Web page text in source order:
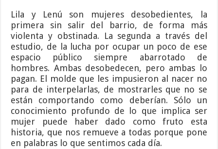
Lila y Lenú son mujeres desobedientes, la
primera sin salir del barrio, de forma más
violenta y obstinada. La segunda a través del
estudio, de la lucha por ocupar un poco de ese
espacio público siempre abarrotado de
hombres. Ambas desobedecen, pero ambas lo
pagan. El molde que les impusieron al nacer no
para de interpelarlas, de mostrarles que no se
están comportando como deberían. Sólo un
conocimiento profundo de lo que implica ser
mujer puede haber dado como fruto esta
historia, que nos remueve a todas porque pone
en palabras lo que sentimos cada día.